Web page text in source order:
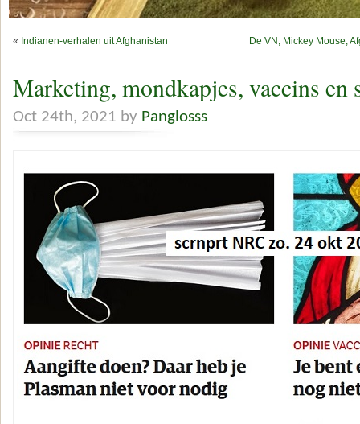
« Indianen-verhalen uit Afghanistan De VN, Mickey Mouse,
Marketing, mondkapjes, vaccins en
Oct 24th, 2021 by Panglosss